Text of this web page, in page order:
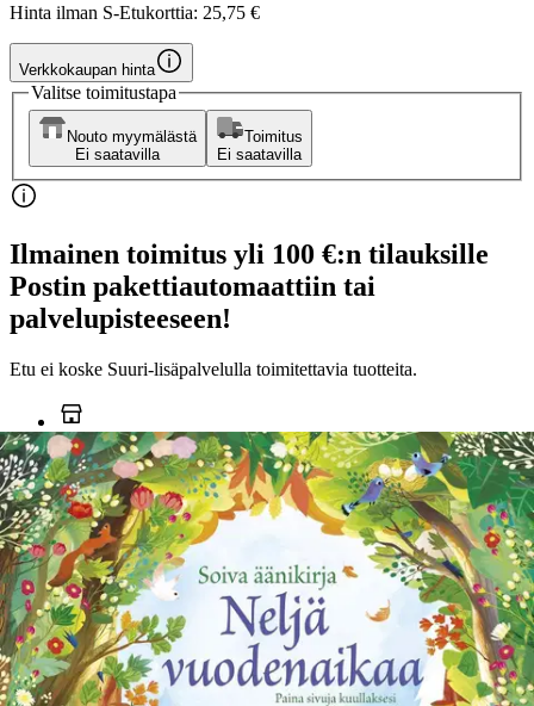
Hinta ilman S-Etukorttia: 25,75 €
Verkkokaupan hinta
Valitse toimitustapa
Nouto myymälästä
Ei saatavilla
Toimitus
Ei saatavilla
Ilmainen toimitus yli 100 €:n tilauksille
Postin pakettiautomaattiin tai
palvelupisteeseen!
Etu ei koske Suuri‑lisäpalvelulla toimitettavia tuotteita.
Tarkista myymäläsaatavuus
Ei saatavilla
Tuotekuvaus